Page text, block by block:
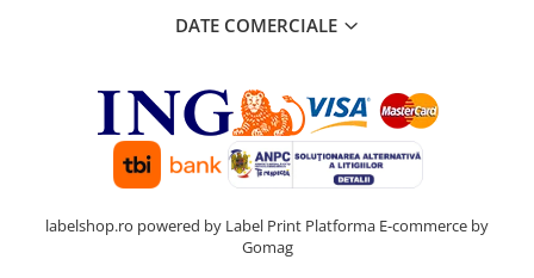
DATE COMERCIALE
labelshop.ro powered by Label Print Platforma E-commerce by
Gomag